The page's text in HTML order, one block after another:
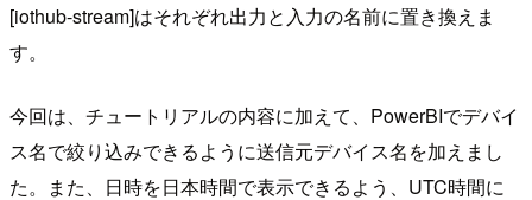
[iothub-stream]はそれぞれ出力と入力の名前に置き換えま
す。
今回は、チュートリアルの内容に加えて、PowerBIでデバイ
ス名で絞り込みできるように送信元デバイス名を加えまし
た。また、日時を日本時間で表示できるよう、UTC時間に